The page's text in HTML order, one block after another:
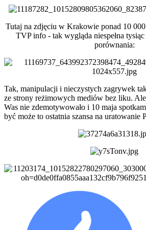
Tutaj na zdjęciu w Krakowie ponad 10
TVP info - tak wygląda niespełna
porównania:
Tak, manipulacji i nieczystych zagrywek
ze strony reżimowych mediów bez liku.
Was nie zdemotywowało i 10 maja
być może to ostatnia szansa na uratowanie